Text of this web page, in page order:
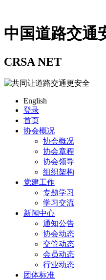
中国道路交通
CRSA NET
English
登录
首页
协会概况
协会概况
协会章程
协会领导
组织架构
党建工作
专题学习
学习交流
新闻中心
通知公告
协会动态
交管动态
会员动态
行业动态
团体标准